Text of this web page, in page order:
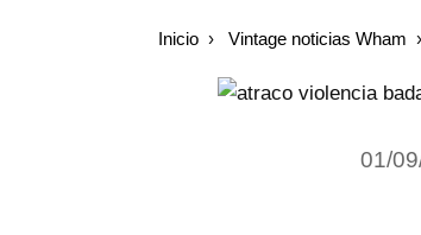
Inicio Vintage noticias Wham
01/